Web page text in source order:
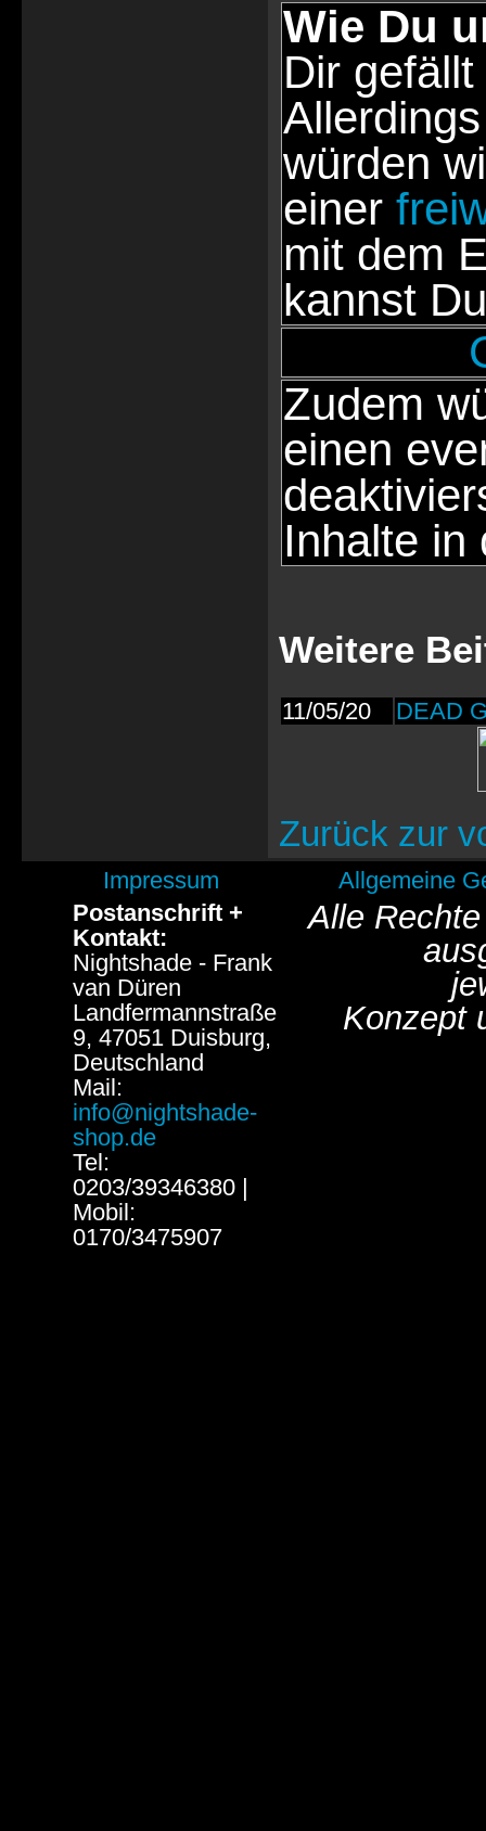
Wie Du
Dir
würden
einer
mit dem
kannst
Zudem
einen
Inhalte in
Weitere
11/05/20 DEAD
Zurück zur
Impressum
Allgemeine
Postanschrift +
Kontakt:
Nightshade - Frank
van Düren
Landfermannstraße
9, 47051 Duisburg,
Deutschland
Mail:
info@nightshade-
shop.de
Tel:
0203/39346380 |
Mobil:
0170/3475907
Alle
Konzept